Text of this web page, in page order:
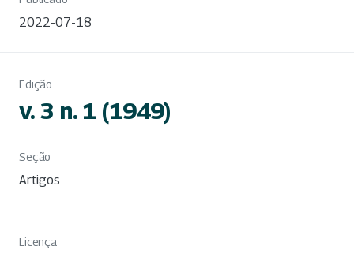
2022-07-18
Edição
v. 3 n. 1 (1949)
Seção
Artigos
Licença